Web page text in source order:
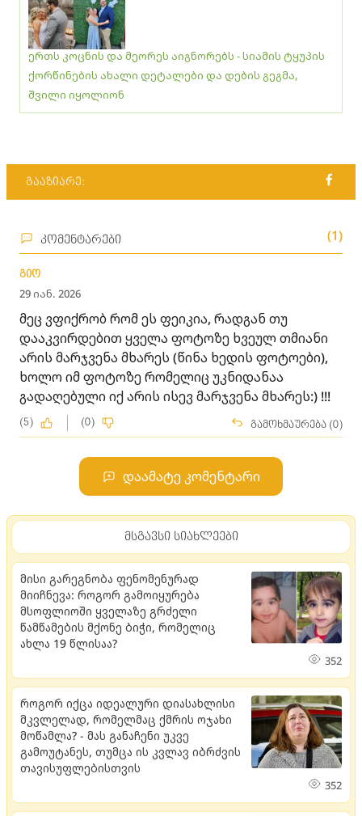
ერთს კოცნის და მეორეს აიგნორებს - სიამის ტყუპის
ქორწინების ახალი დეტალები და დების გეგმა,
შვილი იყოლიონ
გააზიარე:
კომენტარები (1)
გიო
29 იან. 2026
მეც ვფიქრობ რომ ეს ფეიკია, რადგან თუ
დააკვირდებით ყველა ფოტოზე ხვეულ თმიანი
არის მარჯვენა მხარეს (წინა ხედის ფოტოები),
ხოლო იმ ფოტოზე რომელიც უკნიდანაა
გადაღებული იქ არის ისევ მარჯვენა მხარეს:) !!!
(5) (0) გამოხმაურება (0)
დაამატე კომენტარი
მსგავსი სიახლეები
მისი გარეგნობა ფენომენურად
მიიჩნევა: როგორ გამოიყურება
მსოფლიოში ყველაზე გრძელი
წამწამების მქონე ბიჭი, რომელიც
ახლა 19 წლისაა?
352
როგორ იქცა იდეალური დიასახლისი
მკვლელად, რომელმაც ქმრის ოჯახი
მოწამლა? - მას განაჩენი უკვე
გამოუტანეს, თუმცა ის კვლავ იბრძვის
თავისუფლებისთვის
352